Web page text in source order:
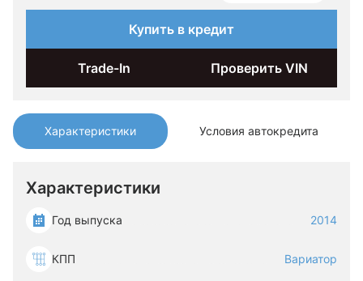
Характеристики Условия автокредита
Характеристики
Год выпуска 2014
КПП Вариатор
Купить в кредит
Trade-In Проверить VIN